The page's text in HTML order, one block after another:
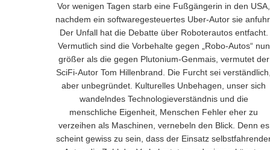
Vor wenigen Tagen starb eine Fußgängerin in den USA,
nachdem ein softwaregesteuertes Uber-Autor sie
Der Unfall hat die Debatte über Roboterautos entfacht.
Vermutlich sind die Vorbehalte gegen „Robo-Autos“ nun
größer als die gegen Plutonium-Genmais, vermutet der
SciFi-Autor Tom Hillenbrand. Die Furcht sei
aber unbegründet. Kulturelles Unbehagen, unser sich
wandelndes Technologieverständnis und die
menschliche Eigenheit, Menschen Fehler eher zu
verzeihen als Maschinen, vernebeln den Blick. Denn es
scheint gewiss zu sein, dass der Einsatz